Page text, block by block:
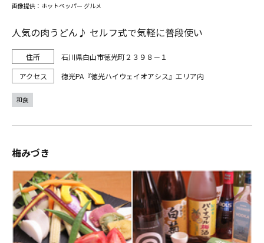
人気の肉うどん♪ セルフ式で気軽に普段使い
石川県白山市徳光町２３９８－１
徳光PA『徳光ハイウェイオアシス』エリア内
画像提供：ホットペッパー グルメ
和食
梅みづき